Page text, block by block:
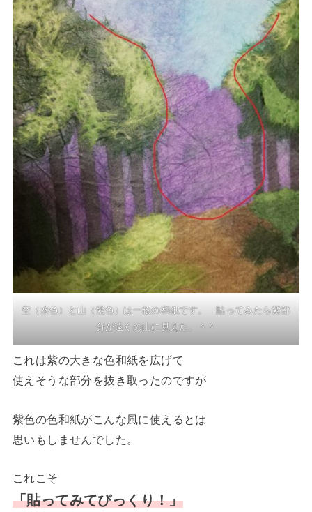
空（水色）と山（紫色）は一枚の和紙です。 貼ってみたら紫部
分が遠くの山に見えた。＾＾
これは紫の大きな色和紙を広げて
使えそうな部分を抜き取ったのですが
紫色の色和紙がこんな風に使えるとは
思いもしませんでした。
これこそ
「貼ってみてびっくり！」